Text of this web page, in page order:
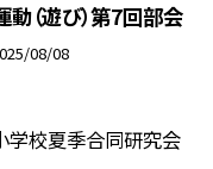
動（遊び）第7回部会
08/08
学校夏季合同研究会